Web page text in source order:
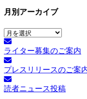
月別アーカイブ
月
別
ア
ー
カ
イ
ブ
ライター募集のご案内
プレスリリースのご案
読者ニュース投稿